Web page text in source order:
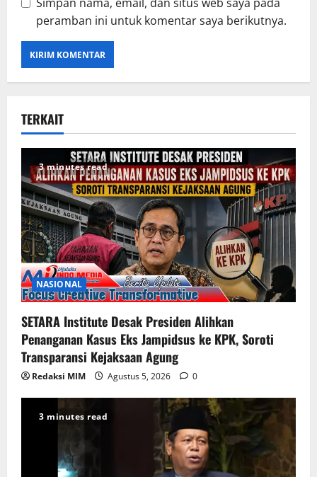
peramban ini untuk komentar saya berikutnya.
TERKAIT
3 minutes read
NASIONAL
SETARA Institute Desak Presiden Alihkan
Penanganan Kasus Eks Jampidsus ke KPK, Soroti
Transparansi Kejaksaan Agung
Redaksi MIM Agustus 5, 2026 0
3 minutes read